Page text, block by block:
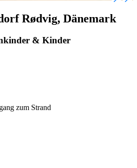
Rødvig, Dänemark
& Kinder
zum Strand